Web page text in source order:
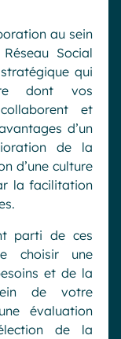
au sein
Social
qui
dont vos
et
d’un
de la
d’une culture
la facilitation
parti de ces
choisir une
et de la
de votre
évaluation
de la